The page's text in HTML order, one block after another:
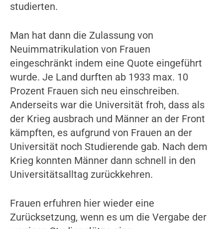
studierten.
Man hat dann die Zulassung von
Neuimmatrikulation von Frauen
eingeschränkt indem eine Quote eingeführt
wurde. Je Land durften ab 1933 max. 10
Prozent Frauen sich neu einschreiben.
Anderseits war die Universität froh, dass als
der Krieg ausbrach und Männer an der Front
kämpften, es aufgrund von Frauen an der
Universität noch Studierende gab. Nach dem
Krieg konnten Männer dann schnell in den
Universitätsalltag zurückkehren.
Frauen erfuhren hier wieder eine
Zurücksetzung, wenn es um die Vergabe der